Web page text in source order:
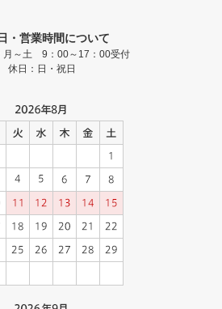
・営業時間について
月～土 9：00～17：00受付
休日：日・祝日